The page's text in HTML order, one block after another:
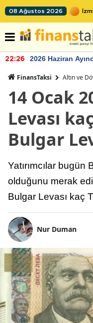
08 Ağustos 2026
22:26 2026 Haziran
FinansTaksi Altın ve
14 Ocak
Levası
Bulgar
Yatırımcılar bugün
olduğunu merak
Bulgar Levası kaç
Nur Duman